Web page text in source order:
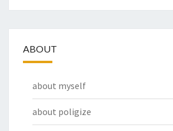
ABOUT
about myself
about poligize